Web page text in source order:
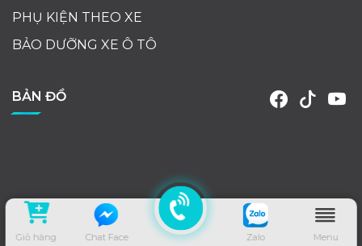
Giỏ hàng Chat Face Zalo Menu
PHỤ KIỆN THEO XE
BẢO DƯỠNG XE Ô TÔ
BẢN ĐỒ